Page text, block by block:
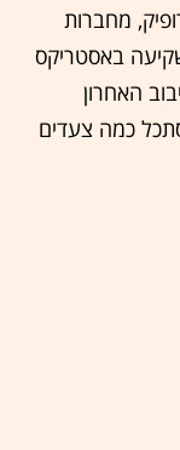
מחברות
באסטריקס
האחרון
כמה צעדים